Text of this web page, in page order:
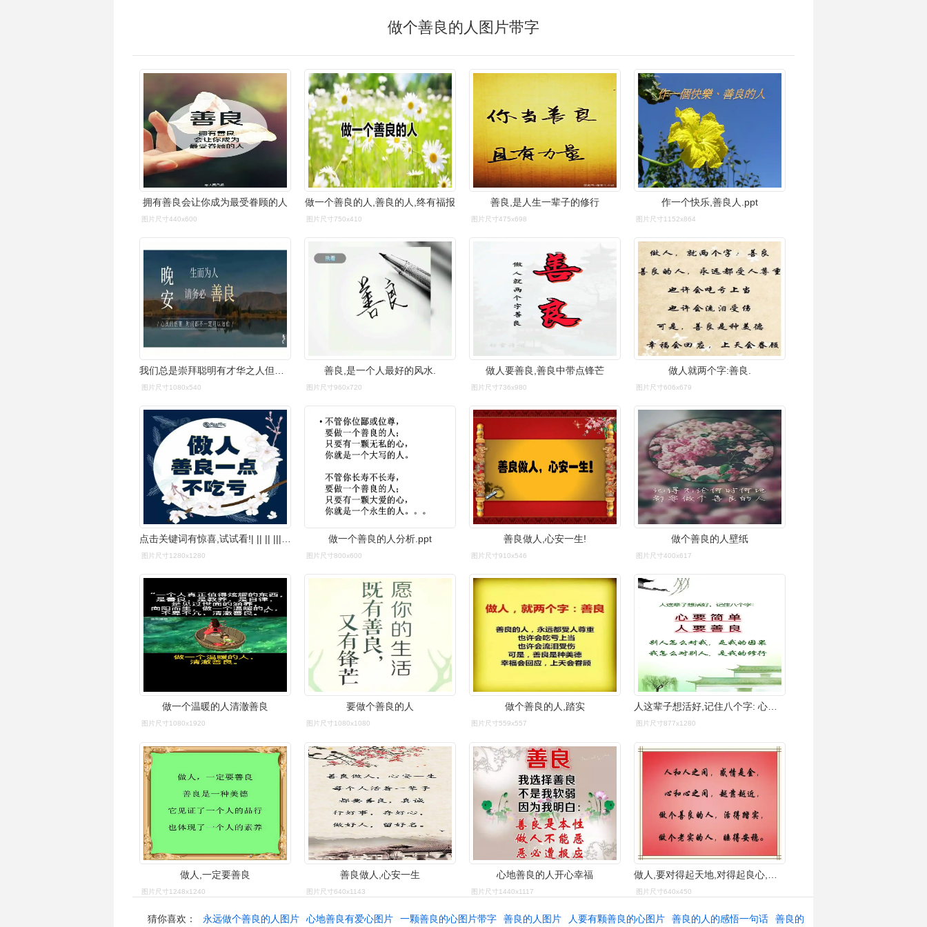
做个善良的人图片带字
拥有善良会让你成为最受眷顾的人
图片尺寸440x600
做一个善良的人,善良的人,终有福报
图片尺寸750x410
善良,是人生一辈子的修行
图片尺寸475x698
作一个快乐,善良人.ppt
图片尺寸1152x864
图片尺寸1080x540
善良,是一个人最好的风水.
图片尺寸960x720
做人要善良,善良中带点锋芒
图片尺寸736x980
做人就两个字:善良.
图片尺寸606x679
图片尺寸1280x1280
做一个善良的人分析.ppt
图片尺寸800x600
善良做人,心安一生!
图片尺寸910x546
做个善良的人壁纸
图片尺寸400x617
做一个温暖的人清澈善良
图片尺寸1080x1920
要做个善良的人
图片尺寸1080x1080
做个善良的人,踏实
图片尺寸559x557
人这辈子想活好,记住八个字: 心要简单,人要善良.
图片尺寸877x1280
做人,一定要善良
图片尺寸1248x1240
善良做人,心安一生
图片尺寸640x1143
心地善良的人开心幸福
图片尺寸1440x1117
做人,要对得起天地,对得起良心,做事,对得起朋友,对得起家人
图片尺寸640x450
猜你喜欢： 永远做个善良的人图片 心地善良有爱心图片 一颗善良的心图片带字 善良的人图片 人要有颗善良的心图片 善良的人的感悟一句话 善良的